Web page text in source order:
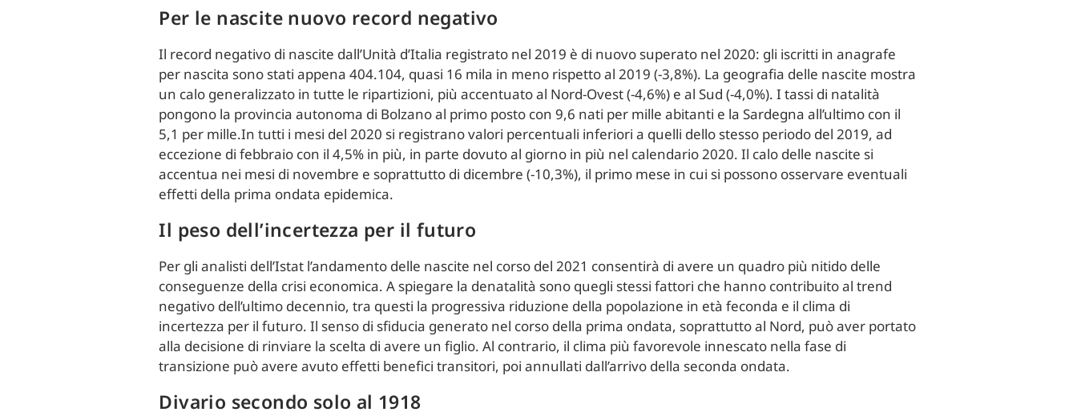
Per le nascite nuovo record negativo
Il record negativo di nascite dall’Unità d’Italia registrato nel 2019 è di nuovo superato nel 2020: gli iscritti in anagrafe
per nascita sono stati appena 404.104, quasi 16 mila in meno rispetto al 2019 (-3,8%). La geografia delle nascite mostra
un calo generalizzato in tutte le ripartizioni, più accentuato al Nord-Ovest (-4,6%) e al Sud (-4,0%). I tassi di natalità
pongono la provincia autonoma di Bolzano al primo posto con 9,6 nati per mille abitanti e la Sardegna all’ultimo con il
5,1 per mille.In tutti i mesi del 2020 si registrano valori percentuali inferiori a quelli dello stesso periodo del 2019, ad
eccezione di febbraio con il 4,5% in più, in parte dovuto al giorno in più nel calendario 2020. Il calo delle nascite si
accentua nei mesi di novembre e soprattutto di dicembre (-10,3%), il primo mese in cui si possono osservare eventuali
effetti della prima ondata epidemica.
Il peso dell’incertezza per il futuro
Per gli analisti dell’Istat l’andamento delle nascite nel corso del 2021 consentirà di avere un quadro più nitido delle
conseguenze della crisi economica. A spiegare la denatalità sono quegli stessi fattori che hanno contribuito al trend
negativo dell’ultimo decennio, tra questi la progressiva riduzione della popolazione in età feconda e il clima di
incertezza per il futuro. Il senso di sfiducia generato nel corso della prima ondata, soprattutto al Nord, può aver portato
alla decisione di rinviare la scelta di avere un figlio. Al contrario, il clima più favorevole innescato nella fase di
transizione può avere avuto effetti benefici transitori, poi annullati dall’arrivo della seconda ondata.
Divario secondo solo al 1918